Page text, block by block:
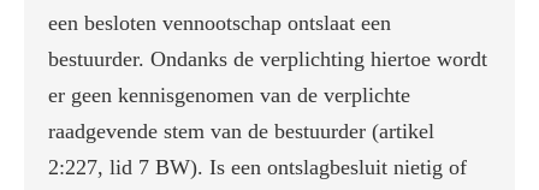
een besloten vennootschap ontslaat een
bestuurder. Ondanks de verplichting hiertoe wordt
er geen kennisgenomen van de verplichte
raadgevende stem van de bestuurder (artikel
2:227, lid 7 BW). Is een ontslagbesluit nietig of